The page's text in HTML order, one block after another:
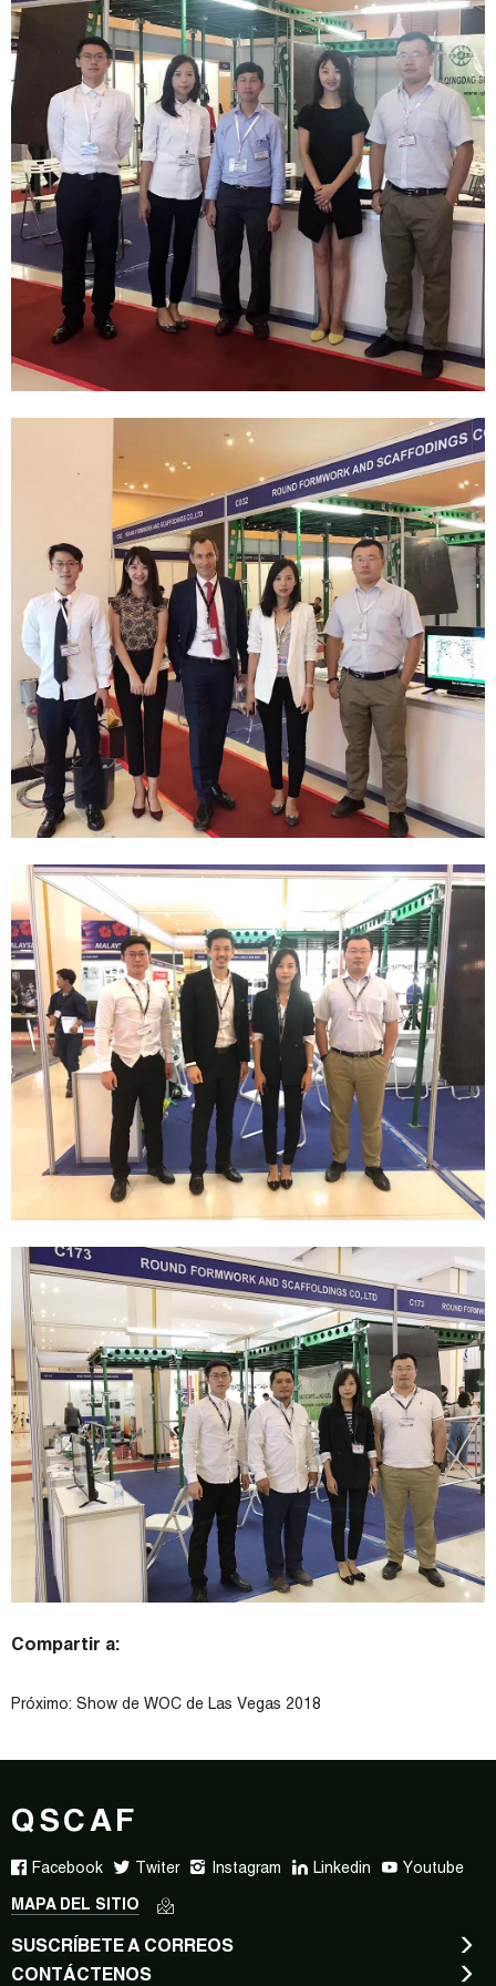
Compartir a:
Próximo: Show de WOC de Las Vegas 2018
QSCAF
Facebook Twiter Instagram Linkedin Youtube
MAPA DEL SITIO
SUSCRÍBETE A CORREOS
CONTÁCTENOS